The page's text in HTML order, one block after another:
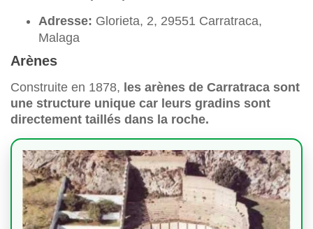
Adresse: Glorieta, 2, 29551 Carratraca,
Malaga
Arènes
Construite en 1878, les arènes de Carratraca sont
une structure unique car leurs gradins sont
directement taillés dans la roche.